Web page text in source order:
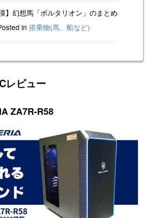
】幻想馬「ボルタリオン」のまとめ
in 搭乗物(馬、船など)
レビュー
ZA7R-R58